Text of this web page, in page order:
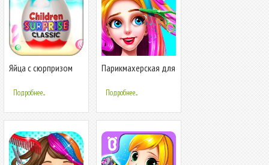
Яйца с сюрпризом
мальчиков
Подробнее...
Парикмахерская для
Подробнее...